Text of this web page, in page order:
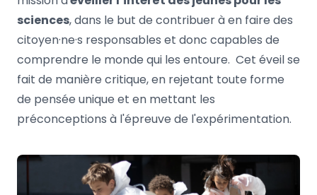
sciences, dans le but de contribuer à en faire des
citoyen·ne·s responsables et donc capables de
comprendre le monde qui les entoure. Cet éveil se
fait de manière critique, en rejetant toute forme
de pensée unique et en mettant les
préconceptions à l'épreuve de l'expérimentation.